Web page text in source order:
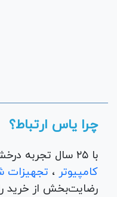
چرا یاس ارتباط؟
با ۲۵ سال تجربه درخشان در بازار کامپیوتر تهران، یاس ارتباط به عنوان یک فروشگاه اینترنتی کالای دیجیتال،
کامپیوتر ، تجهیزات
رضایت‌بخش از خرید